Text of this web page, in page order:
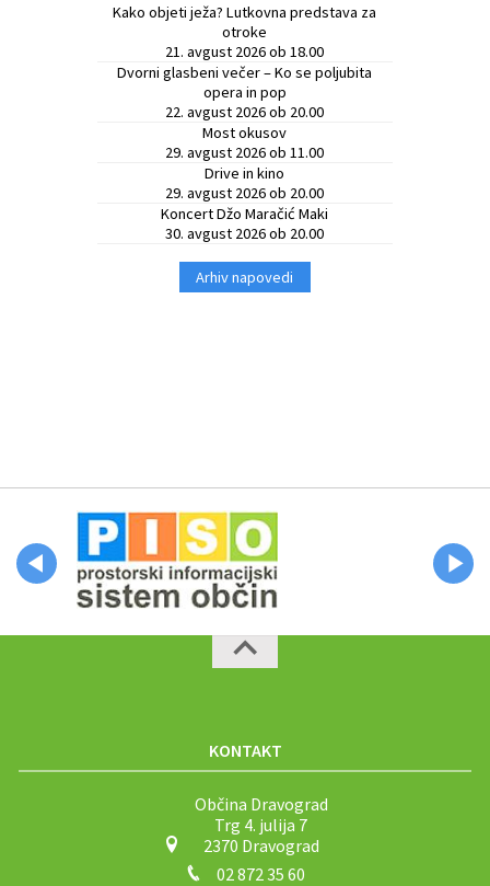
Kako objeti ježa? Lutkovna predstava za
otroke
21. avgust 2026 ob 18.00
Dvorni glasbeni večer – Ko se poljubita
opera in pop
22. avgust 2026 ob 20.00
Most okusov
29. avgust 2026 ob 11.00
Drive in kino
29. avgust 2026 ob 20.00
Koncert Džo Maračić Maki
30. avgust 2026 ob 20.00
Arhiv napovedi
KONTAKT
Občina Dravograd
Trg 4. julija 7
2370 Dravograd
02 872 35 60